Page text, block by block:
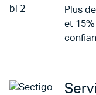
Plus
et